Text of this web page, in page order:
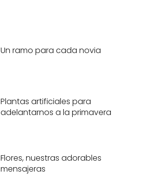
Un ramo para cada novia
Plantas artificiales para
adelantarnos a la primavera
Flores, nuestras adorables
mensajeras